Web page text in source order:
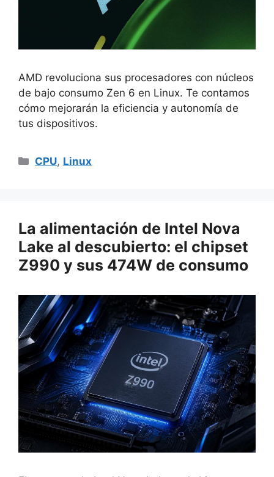
AMD revoluciona sus procesadores con núcleos
de bajo consumo Zen 6 en Linux. Te contamos
cómo mejorarán la eficiencia y autonomía de
tus dispositivos.
Categorías
CPU, Linux
La alimentación de Intel Nova
Lake al descubierto: el chipset
Z990 y sus 474W de consumo